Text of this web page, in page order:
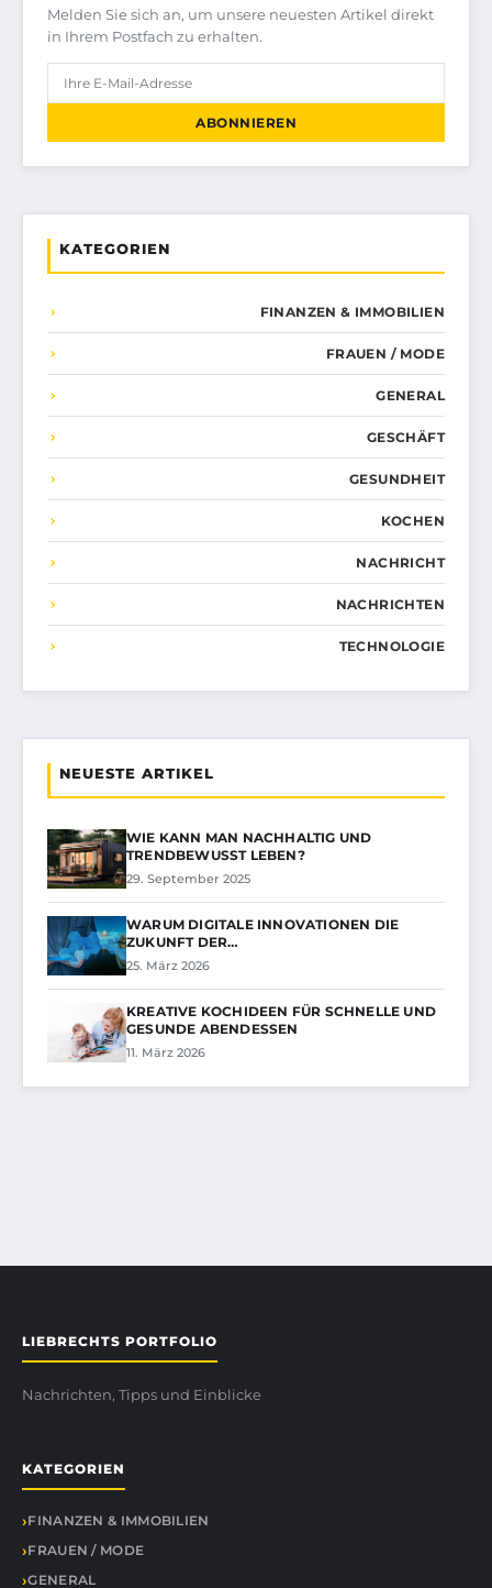
Melden Sie sich an, um unsere neuesten Artikel direkt
in Ihrem Postfach zu erhalten.
ABONNIEREN
KATEGORIEN
FINANZEN & IMMOBILIEN
FRAUEN / MODE
GENERAL
GESCHÄFT
GESUNDHEIT
KOCHEN
NACHRICHT
NACHRICHTEN
TECHNOLOGIE
NEUESTE ARTIKEL
WIE KANN MAN NACHHALTIG UND
TRENDBEWUSST LEBEN?
29. September 2025
WARUM DIGITALE INNOVATIONEN DIE
ZUKUNFT DER…
25. März 2026
KREATIVE KOCHIDEEN FÜR SCHNELLE UND
GESUNDE ABENDESSEN
11. März 2026
LIEBRECHTS PORTFOLIO
Nachrichten, Tipps und Einblicke
KATEGORIEN
FINANZEN & IMMOBILIEN
FRAUEN / MODE
GENERAL